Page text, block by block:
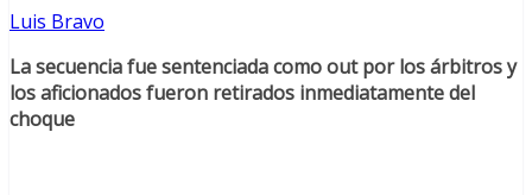
Luis Bravo
La secuencia fue sentenciada como out por los árbitros y
los aficionados fueron retirados inmediatamente del
choque